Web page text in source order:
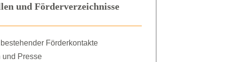
und Förderverzeichnisse
Förderkontakte
und Presse